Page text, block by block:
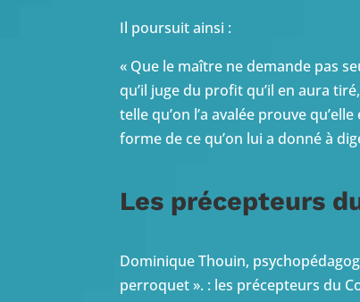
Il poursuit ainsi :
« Que le maître ne demande pas
qu’il juge du profit qu’il en aura
telle qu’on l’a avalée prouve
forme de ce qu’on lui a donné à
Les précepteurs
Dominique Thouin,
perroquet ». : les précepteurs du